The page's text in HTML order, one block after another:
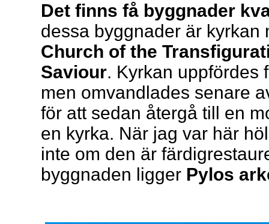
Det finns få byggnader
dessa byggnader är
Church of the
Saviour. Kyrkan uppfördes
men omvandlades senare
för att sedan återgå till en
en kyrka. När jag var här
inte om den är
byggnaden ligger Pylos